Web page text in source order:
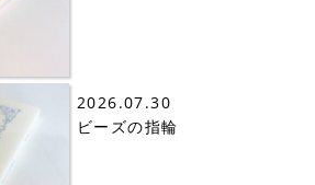
2026.07.30
ビーズの指輪